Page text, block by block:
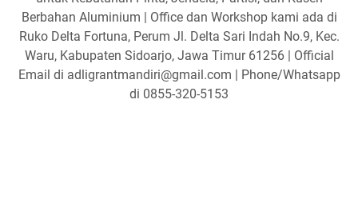
Berbahan Aluminium | Office dan Workshop kami ada di
Ruko Delta Fortuna, Perum Jl. Delta Sari Indah No.9, Kec.
Waru, Kabupaten Sidoarjo, Jawa Timur 61256 | Official
Email di adligrantmandiri@gmail.com | Phone/Whatsapp
di 0855-320-5153